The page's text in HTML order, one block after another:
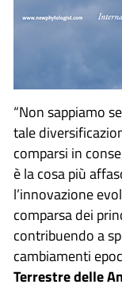
“Non sappiamo
tale
comparsi in
è la cosa più
l’innovazione
comparsa dei
contribuendo a
cambiamenti
Terrestre delle